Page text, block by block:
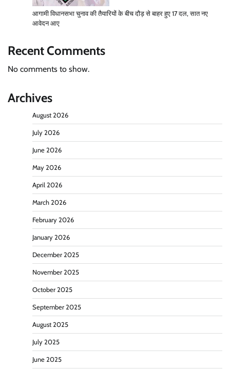
आगामी विधानसभा चुनाव की तैयारियों के बीच दौड़ से बाहर हुए 17 दल, सात नए
आवेदन आए
Recent Comments
No comments to show.
Archives
August 2026
July 2026
June 2026
May 2026
April 2026
March 2026
February 2026
January 2026
December 2025
November 2025
October 2025
September 2025
August 2025
July 2025
June 2025